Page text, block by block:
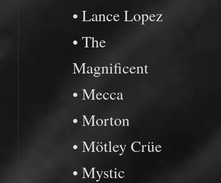
• Lance Lopez
• The
Magnificent
• Mecca
• Morton
• Mötley Crüe
• Mystic